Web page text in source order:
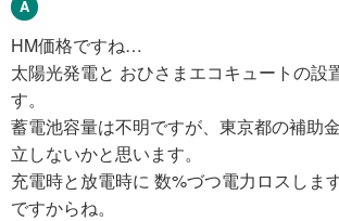
HM価格ですね…
太陽光発電と おひさまエコキュートの設
す。
蓄電池容量は不明ですが、東京都の補助
立しないかと思います。
充電時と放電時に 数%づつ電力ロスしま
ですからね。